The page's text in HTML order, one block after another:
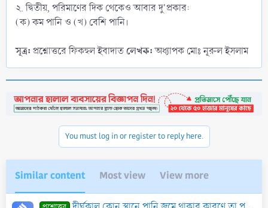
২. দ্বিতীয়, পরিমাণের দিক থেকেও আবার দু'প্রকার:
(ক) কম পানি ও (খ) বেশি পানি।
সূত্র: প্রশ্নোত্তরে ফিকহুল ইবাদাতলেখক:অধ্যাপক মোঃ নূরুল ইসলাম
You must log in or register to reply here.
Similar content Most view View more